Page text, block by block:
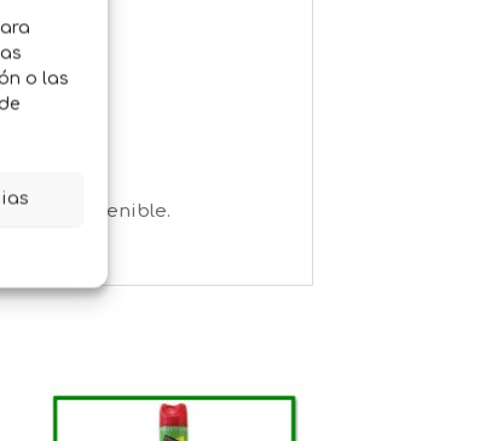
o las
y sostenible.